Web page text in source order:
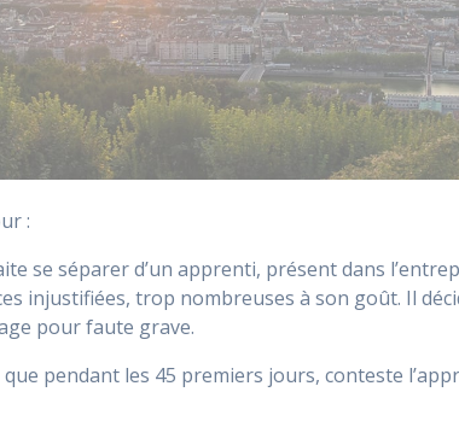
:
se séparer d’un apprenti, présent dans
injustifiées, trop nombreuses à son goût. Il
pour faute grave.
que pendant les 45 premiers jours, conteste